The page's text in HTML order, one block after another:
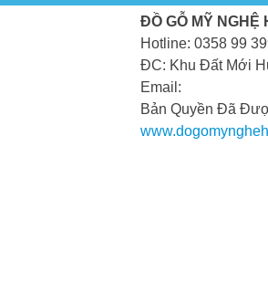
ĐỒ GỖ MỸ NGHỆ
Hotline: 0358 99
ĐC: Khu Đất Mới
Email:
Bản Quyền Đã